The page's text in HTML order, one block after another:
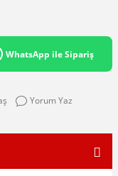
WhatsApp ile Sipariş
Yorum Yaz